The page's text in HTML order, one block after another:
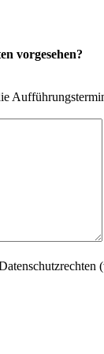
vorgesehen?